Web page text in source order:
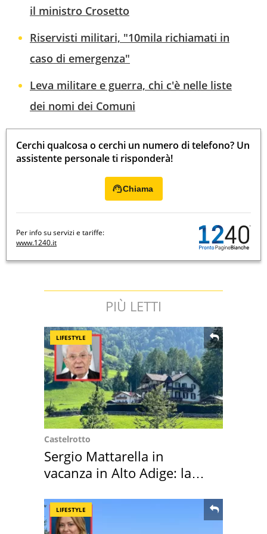
il ministro Crosetto
Riservisti militari, "10mila richiamati in
caso di emergenza"
Leva militare e guerra, chi c'è nelle liste
dei nomi dei Comuni
Cerchi qualcosa o cerchi un numero di telefono? Un
assistente personale ti risponderà!
Chiama
Per info su servizi e tariffe:
www.1240.it
PIÙ LETTI
LIFESTYLE
Castelrotto
Sergio Mattarella in
vacanza in Alto Adige: la
LIFESTYLE